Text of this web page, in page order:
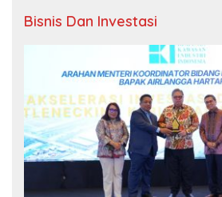
Bisnis Dan Investasi